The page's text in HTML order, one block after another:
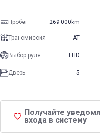
Получайте
входа в систему
Пробег 269,000km
Трансмиссия AT
Выбор руля LHD
Дверь 5